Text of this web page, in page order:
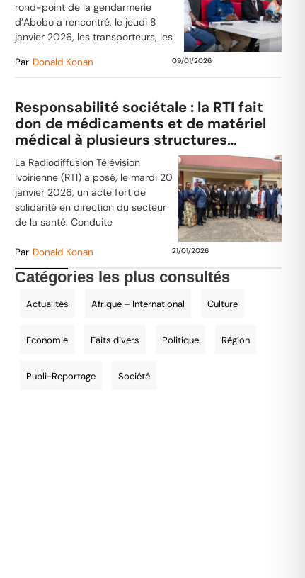
rond-point de la gendarmerie
d’Abobo a rencontré, le jeudi 8
janvier 2026, les transporteurs, les
Par Donald Konan 09/01/2026
Responsabilité sociétale : la RTI fait
don de médicaments et de matériel
médical à plusieurs structures
sanitaires de Cocody
La Radiodiffusion Télévision
Ivoirienne (RTI) a posé, le mardi 20
janvier 2026, un acte fort de
solidarité en direction du secteur
de la santé. Conduite
Par Donald Konan 21/01/2026
Catégories les plus consultés
Actualités Afrique – International Culture
Economie Faits divers Politique Région
Publi-Reportage Société